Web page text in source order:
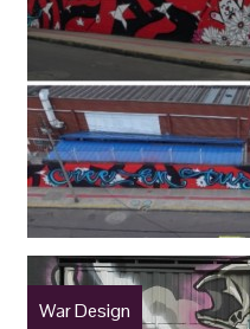
War Design